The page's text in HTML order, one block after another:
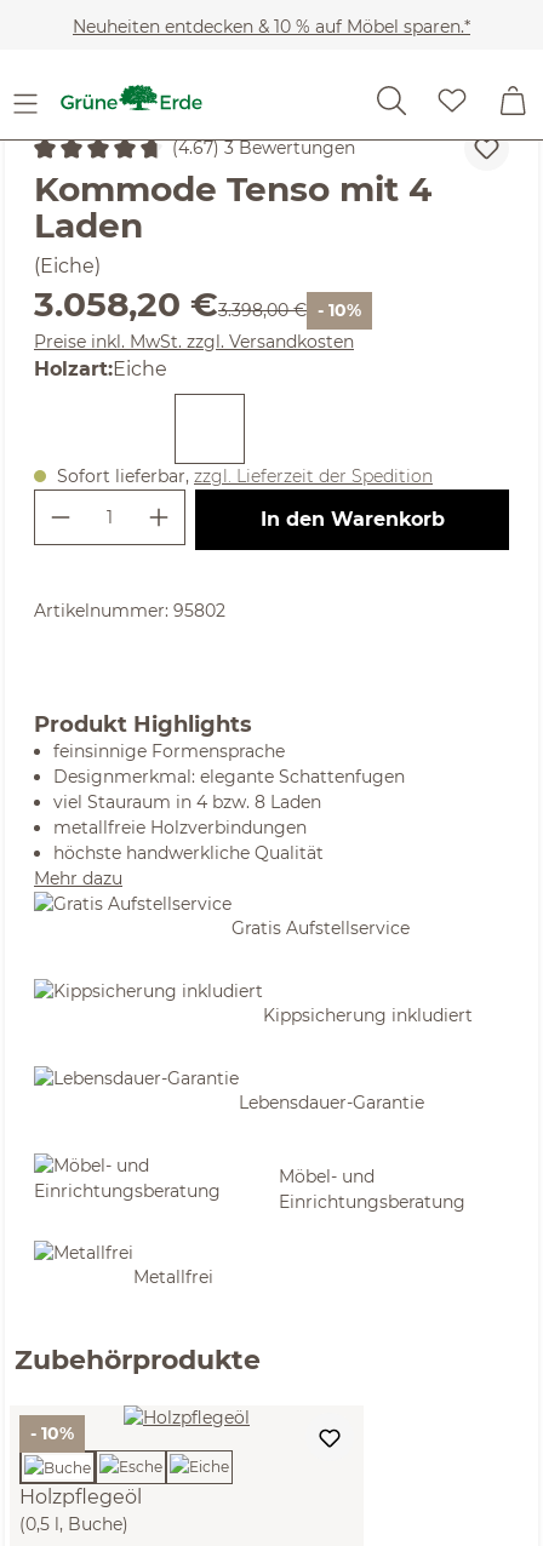
Zum Hauptinhalt springen
Neuheiten entdecken & 10 % auf Möbel sparen.*
Möbel Wohnschränke Kommoden
Durchschnittliche Bewertung von 4.67 von 5 Sternen
(4.67) 3 Bewertungen
Kommode Tenso mit 4
Laden
(Eiche)
Verkaufspreis:
3.058,20 €Regulärer Preis:
3.398,00 € - 10%
Preise inkl. MwSt. zzgl. Versandkosten
Holzartauswählen
:Eiche
Sofort lieferbar, zzgl. Lieferzeit der Spedition
Produkt Anzahl: Gib den
In den Warenkorb
Artikelnummer: 95802
Produkt Highlights
feinsinnige Formensprache
Designmerkmal: elegante Schattenfugen
viel Stauraum in 4 bzw. 8 Laden
metallfreie Holzverbindungen
höchste handwerkliche Qualität
Mehr dazu
Gratis Aufstellservice
Kippsicherung inkludiert
Lebensdauer-Garantie
Möbel- und
Einrichtungsberatung
Metallfrei
Zubehörprodukte
- 10%
Holzpflegeöl
(0,5 l, Buche)